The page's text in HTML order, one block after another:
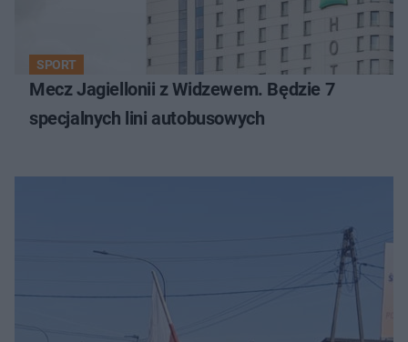
SPORT
Mecz Jagiellonii z Widzewem. Będzie 7
specjalnych lini autobusowych